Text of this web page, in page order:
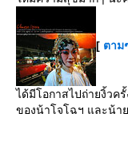
[ ตาม
ได้มีโอกาสไปถ่ายงิ้วค
ของน้าโจโฉฯ และน้า